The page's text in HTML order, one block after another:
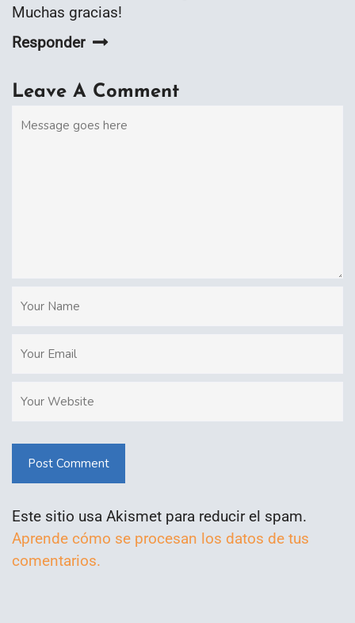
Muchas gracias!
Responder
Leave A Comment
Post Comment
Este sitio usa Akismet para reducir el spam.
Aprende cómo se procesan los datos de tus
comentarios.